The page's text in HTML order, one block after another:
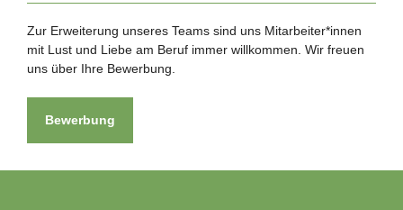
Zur Erweiterung unseres Teams sind uns Mitarbeiter*innen
mit Lust und Liebe am Beruf immer willkommen. Wir freuen
uns über Ihre Bewerbung.
Bewerbung